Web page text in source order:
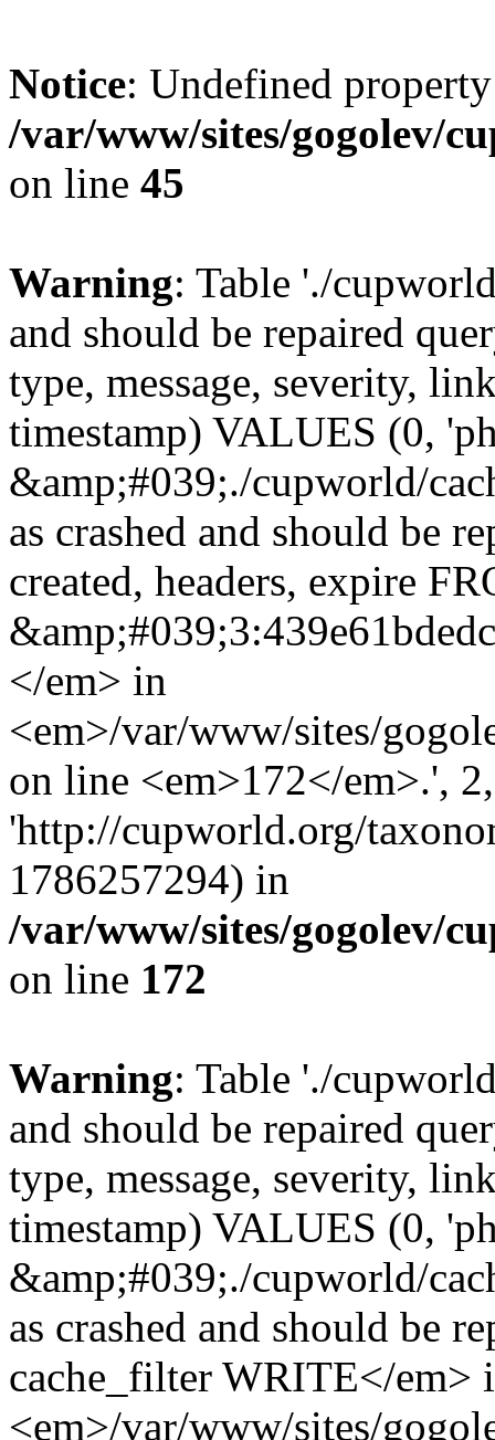
Notice: Undefined
/var/www/sites/gogolev/
on line 45
Warning: Table './
and should be repaired
type, message, severity,
timestamp) VALUES (0,
&amp;#039;./cupworld/
as crashed and should be
created, headers, expire
</em> in
<em>/var/www/sites/
on line <em>172</em>.',
'http://cupworld.org/
1786257294) in
/var/www/sites/gogolev/
on line 172
Warning: Table './
and should be repaired
type, message, severity,
timestamp) VALUES (0,
&amp;#039;./cupworld/
as crashed and should be
cache_filter WRITE</em>
<em>/var/www/sites/